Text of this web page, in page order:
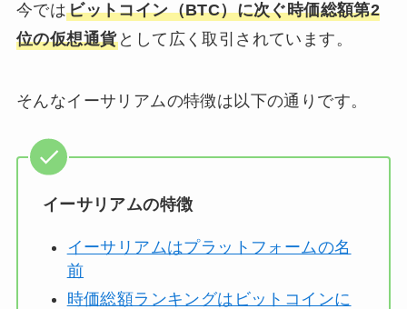
今ではビットコイン（BTC）に次ぐ時価総額第2
位の仮想通貨 として広く取引されています。
そんなイーサリアムの特徴は以下の通りです。
イーサリアムの特徴
イーサリアムはプラットフォームの名
前
時価総額ランキングはビットコインに